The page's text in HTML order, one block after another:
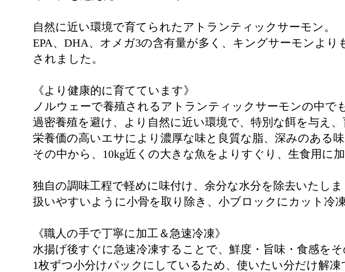
自然に近い環境で育てられたアトランティックサーモン。
EPA、DHA、オメガ3の含有量が多く、キングサーモンよ
されました。
《より健康的に育てています》
ノルウェーで養殖されるアトランティックサーモンの中で
過密養殖を避け、より自然に近い環境で、特別な餌を与え、
栄養価の高いエサにより濃厚な味と良質な脂、深みのある味
その中から、10kg近くの大きな魚をよりすぐり、生食用に加
独自の調味工程で軽めに味付け、余分な水分を除去いたしま
扱いやすいように小骨を取り除き、小ブロックにカット冷
《職人の手で丁寧に加工＆急速冷凍》
水揚げ後すぐに急速冷凍することで、鮮度・旨味・食感をそ
1枚ずつ小分けパックにしているため、使いたい分だけ解凍